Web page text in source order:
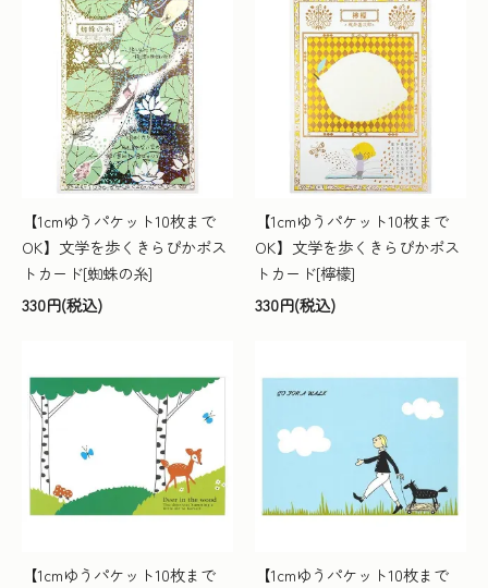
【1cmゆうパケット10枚まで
OK】文学を歩くきらぴかポス
トカード[蜘蛛の糸]
330円(税込)
【1cmゆうパケット10枚まで
OK】文学を歩くきらぴかポス
トカード[檸檬]
330円(税込)
【1cmゆうパケット10枚まで
【1cmゆうパケット10枚まで